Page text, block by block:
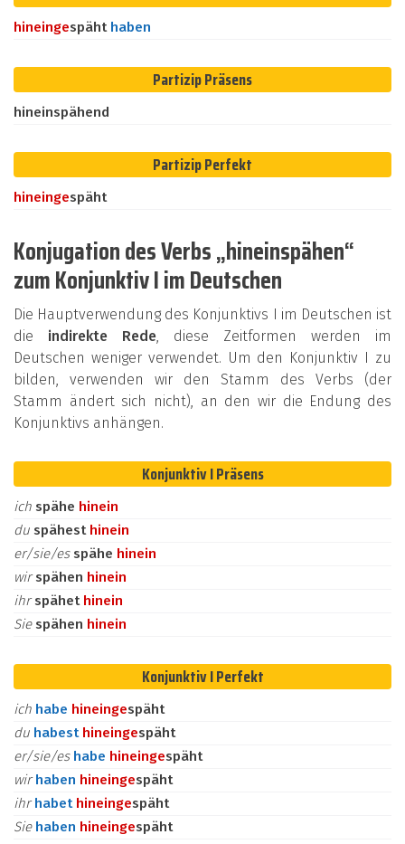
hineingespäht haben
Partizip Präsens
hineinspähend
Partizip Perfekt
hineingespäht
Konjugation des Verbs „hineinspähen“
zum Konjunktiv I im Deutschen
Die Hauptverwendung des Konjunktivs I im Deutschen ist
die indirekte Rede, diese Zeitformen werden im
Deutschen weniger verwendet. Um den Konjunktiv I zu
bilden, verwenden wir den Stamm des Verbs (der
Stamm ändert sich nicht), an den wir die Endung des
Konjunktivs anhängen.
Konjunktiv I Präsens
ich spähe hinein
du spähest hinein
er/sie/es spähe hinein
wirspähen hinein
ihrspähet hinein
Sie spähen hinein
Konjunktiv I Perfekt
ich habe hineingespäht
du habest hineingespäht
er/sie/es habe hineingespäht
wirhaben hineingespäht
ihrhabet hineingespäht
Sie haben hineingespäht